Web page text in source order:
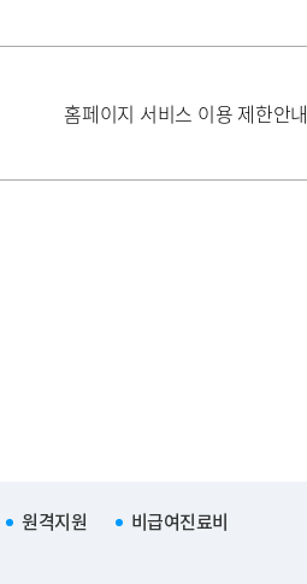
홈페이지 서비스 이용 제한안내
원격지원 비급여진료비